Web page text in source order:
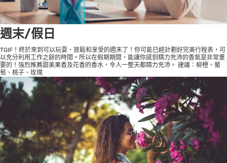
週末/假日
TGIF！終於來到可以玩耍、放鬆和享受的週末了！你可能已經計劃好完美行程表，可
以充分利用工作之餘的時間。所以在假期期間，能讓你感到精力充沛的香氣是非常重
要的！強烈推薦甜美果香及花香的香水，令人一整天都精力充沛。 建議：柳橙、葡
萄、桃子、玫瑰